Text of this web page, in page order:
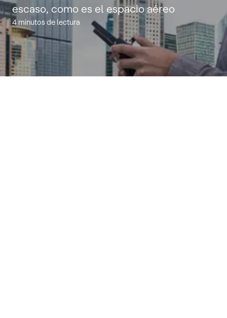
escaso, como es el espacio aéreo
4 minutos de lectura